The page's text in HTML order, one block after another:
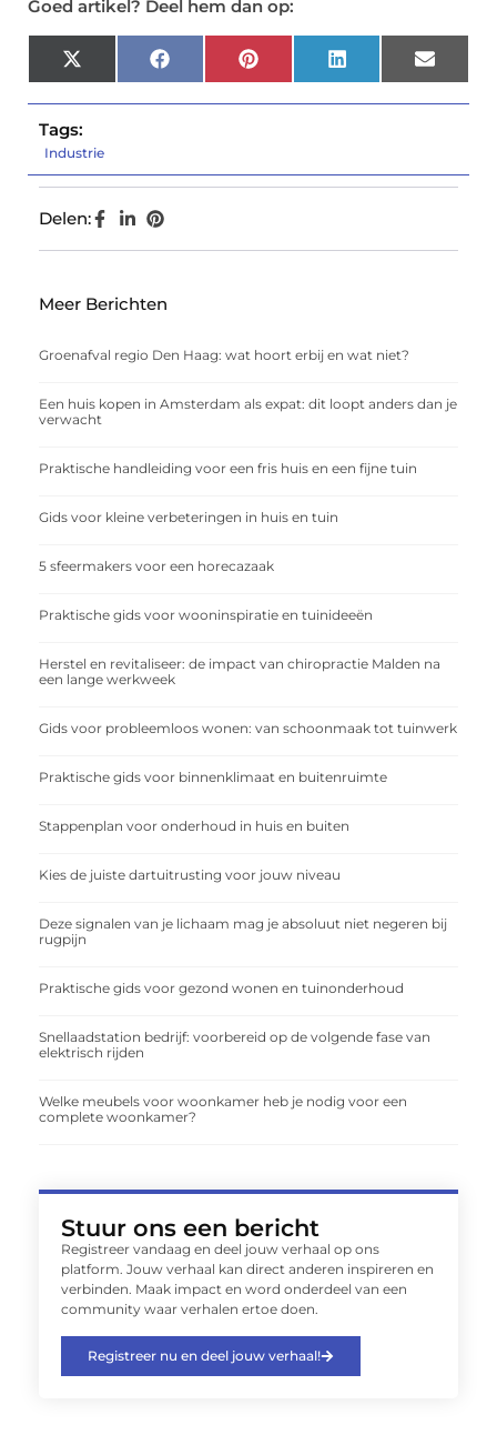
Goed artikel? Deel hem dan op:
X
(Twitter)
Facebook Pinterest LinkedIn Email
Tags:
Industrie
Delen:
Meer Berichten
Groenafval regio Den Haag: wat hoort erbij en wat niet?
Een huis kopen in Amsterdam als expat: dit loopt anders dan je
verwacht
Praktische handleiding voor een fris huis en een fijne tuin
Gids voor kleine verbeteringen in huis en tuin
5 sfeermakers voor een horecazaak
Praktische gids voor wooninspiratie en tuinideeën
Herstel en revitaliseer: de impact van chiropractie Malden na
een lange werkweek
Gids voor probleemloos wonen: van schoonmaak tot tuinwerk
Praktische gids voor binnenklimaat en buitenruimte
Stappenplan voor onderhoud in huis en buiten
Kies de juiste dartuitrusting voor jouw niveau
Deze signalen van je lichaam mag je absoluut niet negeren bij
rugpijn
Praktische gids voor gezond wonen en tuinonderhoud
Snellaadstation bedrijf: voorbereid op de volgende fase van
elektrisch rijden
Welke meubels voor woonkamer heb je nodig voor een
complete woonkamer?
Stuur ons een bericht
Registreer vandaag en deel jouw verhaal op ons
platform. Jouw verhaal kan direct anderen inspireren en
verbinden. Maak impact en word onderdeel van een
community waar verhalen ertoe doen.
Registreer nu en deel jouw verhaal!